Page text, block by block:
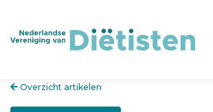
Overzicht artikelen